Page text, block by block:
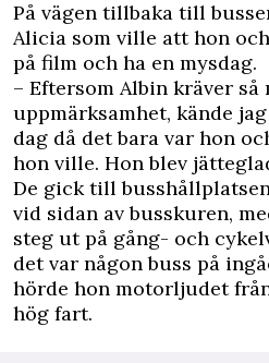
På vägen tillbaka till
Alicia som ville att hon
på film och ha en mysdag.
– Eftersom Albin kräver så
uppmärksamhet, kände
dag då det bara var hon
hon ville. Hon blev
De gick till
vid sidan av busskuren,
steg ut på gång- och
det var någon buss på
hörde hon motorljudet
hög fart.